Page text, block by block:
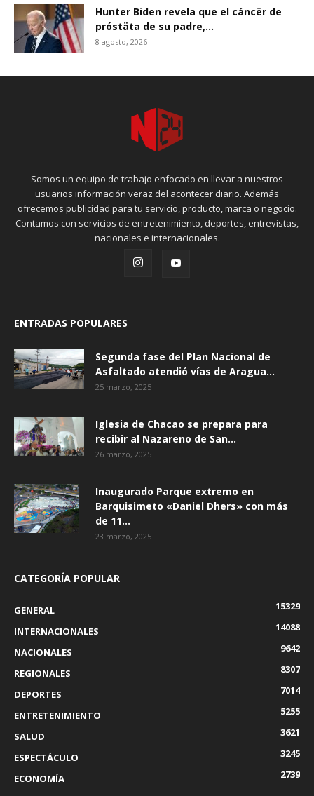
Hunter Biden revela que el cáncër de
próstäta de su padre,...
8 agosto, 2026
Somos un equipo de trabajo enfocado en llevar a nuestros
usuarios información veraz del acontecer diario. Además
ofrecemos publicidad para tu servicio, producto, marca o negocio.
Contamos con servicios de entretenimiento, deportes, entrevistas,
nacionales e internacionales.
ENTRADAS POPULARES
Segunda fase del Plan Nacional de
Asfaltado atendió vías de Aragua...
25 marzo, 2025
Iglesia de Chacao se prepara para
recibir al Nazareno de San...
26 marzo, 2025
Inaugurado Parque extremo en
Barquisimeto «Daniel Dhers» con más
de 11...
23 marzo, 2025
CATEGORÍA POPULAR
GENERAL
15329
INTERNACIONALES
14088
NACIONALES
9642
REGIONALES
8307
DEPORTES
7014
ENTRETENIMIENTO
5255
SALUD
3621
ESPECTÁCULO
3245
ECONOMÍA
2739